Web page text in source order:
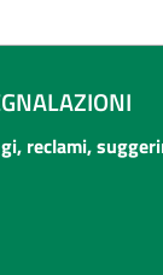
reclami,